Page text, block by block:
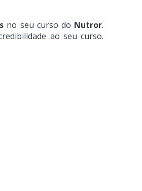
no seu curso do Nutror.
ao seu curso.